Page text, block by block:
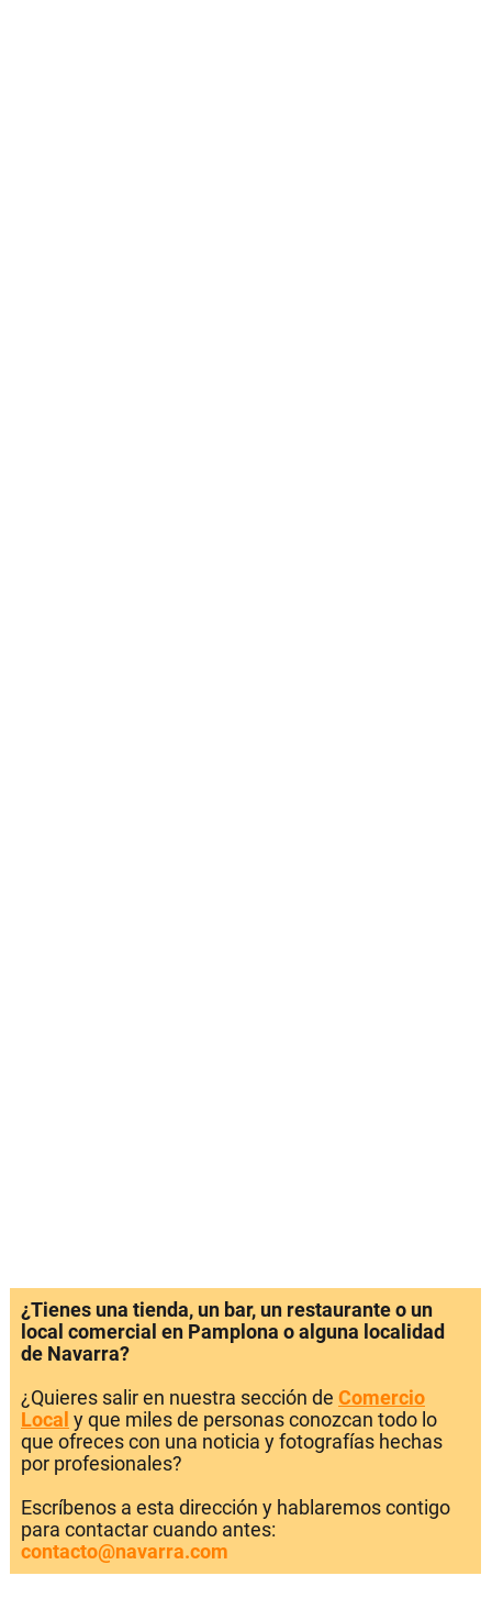
¿Tienes una tienda, un bar, un restaurante o un
local comercial en Pamplona o alguna localidad
de Navarra?
¿Quieres salir en nuestra sección de Comercio
Local y que miles de personas conozcan todo lo
que ofreces con una noticia y fotografías hechas
por profesionales?
Escríbenos a esta dirección y hablaremos contigo
para contactar cuando antes:
contacto@navarra.com